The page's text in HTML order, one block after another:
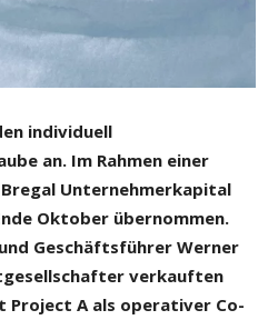
individuell
an. Im Rahmen einer
Unternehmerkapital
Oktober übernommen.
Geschäftsführer Werner
verkauften
A als operativer Co-